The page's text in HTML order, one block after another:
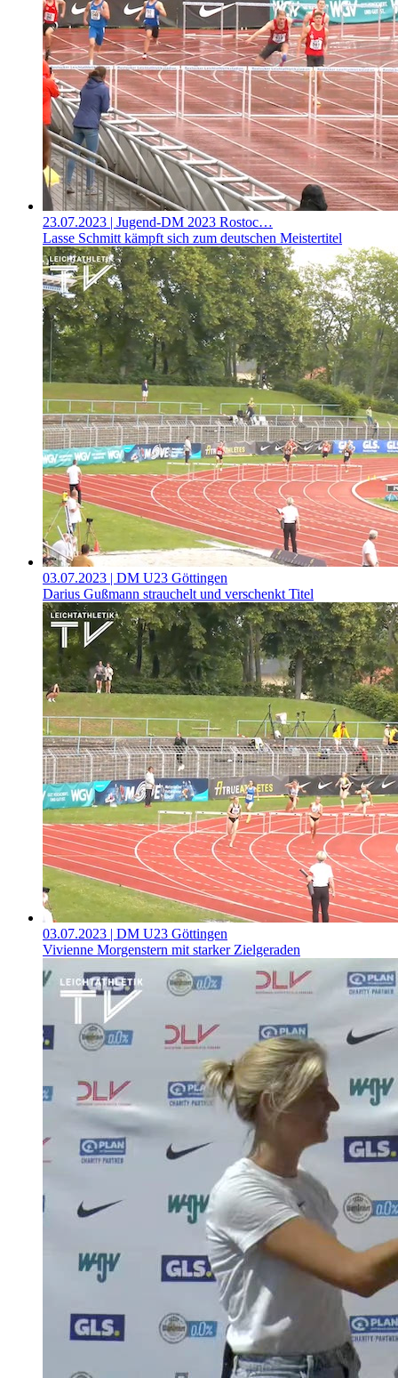
23.07.2023 | Jugend-DM 2023 Rostoc…
Lasse Schmitt kämpft sich zum deutschen Meistertitel
03.07.2023 | DM U23 Göttingen
Darius Gußmann strauchelt und verschenkt Titel
03.07.2023 | DM U23 Göttingen
Vivienne Morgenstern mit starker Zielgeraden